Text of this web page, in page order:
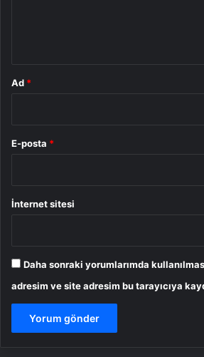
Ad *
E-posta *
İnternet sitesi
Daha sonraki yorumlarımda
adresim ve site adresim bu tarayıcıya